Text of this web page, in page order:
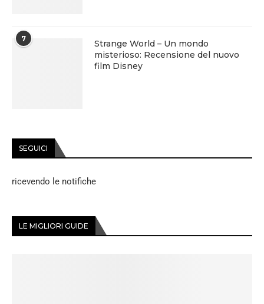
7
Strange World – Un mondo
misterioso: Recensione del nuovo
film Disney
SEGUICI
ricevendo le notifiche
LE MIGLIORI GUIDE